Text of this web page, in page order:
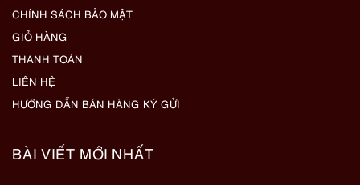
CHÍNH SÁCH BẢO MẬT
GIỎ HÀNG
THANH TOÁN
LIÊN HỆ
HƯỚNG DẪN BÁN HÀNG KÝ GỬI
BÀI VIẾT MỚI NHẤT